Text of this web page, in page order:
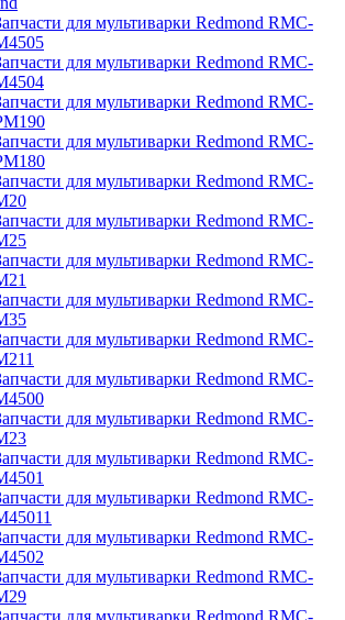
для мультиварки Redmond RMC-
для мультиварки Redmond RMC-
для мультиварки Redmond RMC-
для мультиварки Redmond RMC-
для мультиварки Redmond RMC-
для мультиварки Redmond RMC-
для мультиварки Redmond RMC-
для мультиварки Redmond RMC-
для мультиварки Redmond RMC-
для мультиварки Redmond RMC-
для мультиварки Redmond RMC-
для мультиварки Redmond RMC-
для мультиварки Redmond RMC-
для мультиварки Redmond RMC-
для мультиварки Redmond RMC-
для мультиварки Redmond RMC-